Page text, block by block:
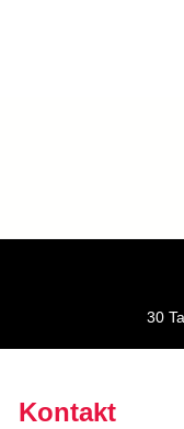
30
Kontakt